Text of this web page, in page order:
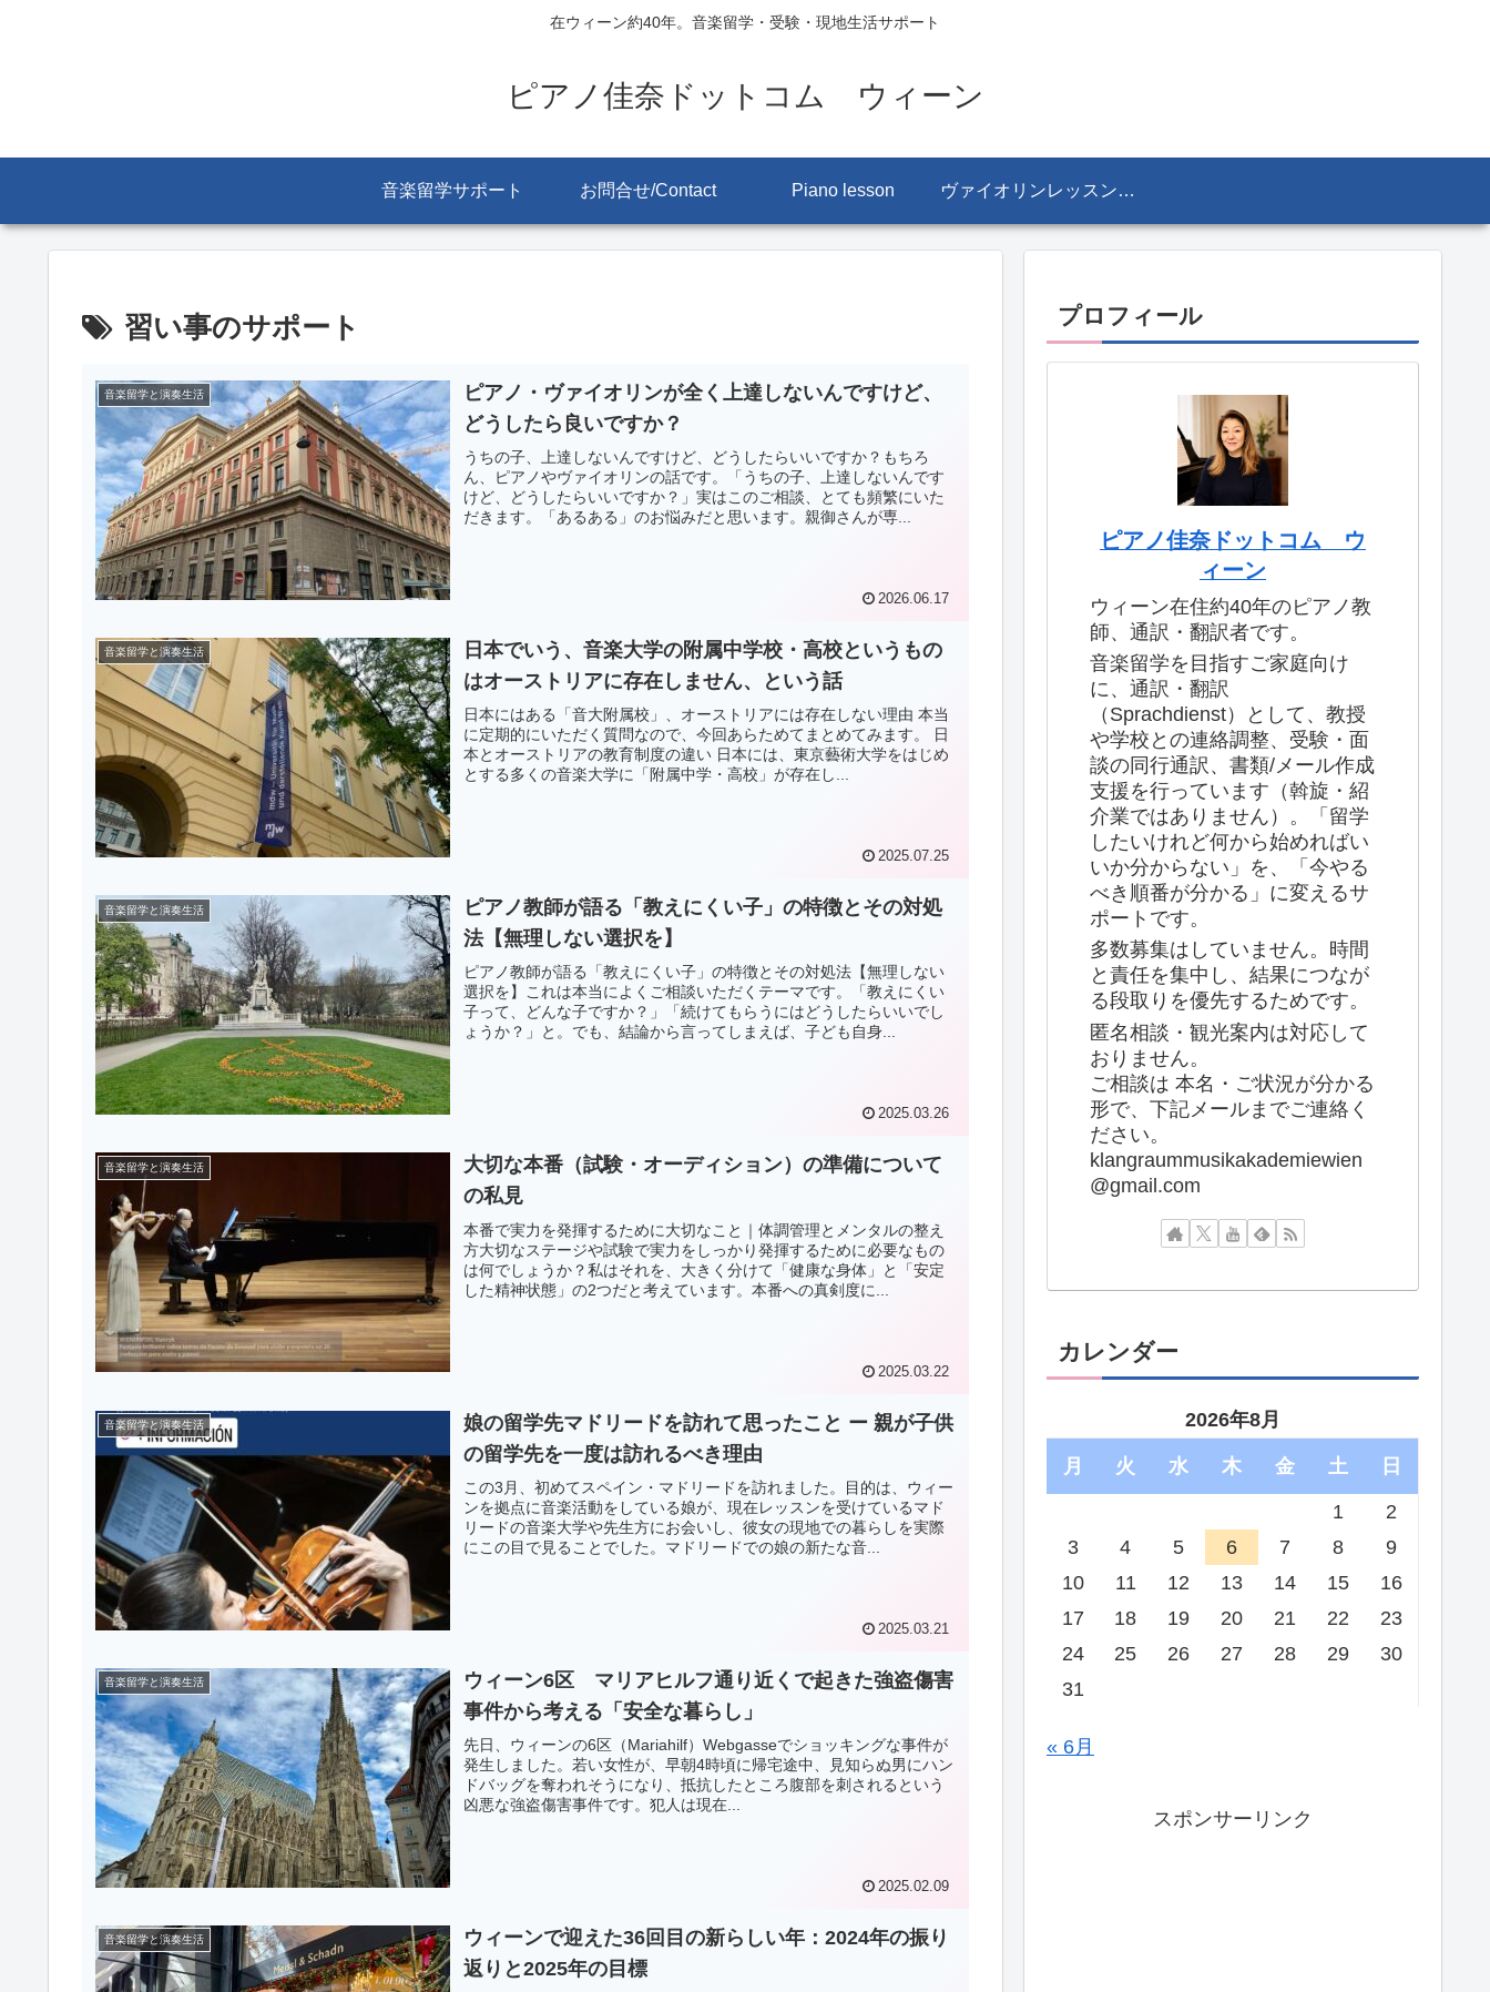
在ウィーン約40年。音楽留学・受験・現地生活サポート
ピアノ佳奈ドットコム ウィーン
音楽留学サポート お問合せ/Contact Piano lesson ヴァイオリンレッスン／リザ・マリア Lisa-Maria SEKINE
習い事のサポート
音楽留学と演奏生活
ピアノ・ヴァイオリンが全く上達しないんですけど、
どうしたら良いですか？
うちの子、上達しないんですけど、どうしたらいいですか？もちろ
ん、ピアノやヴァイオリンの話です。「うちの子、上達しないんです
けど、どうしたらいいですか？」実はこのご相談、とても頻繁にいた
だきます。「あるある」のお悩みだと思います。親御さんが専...
2026.06.17
音楽留学と演奏生活
日本でいう、音楽大学の附属中学校・高校というもの
はオーストリアに存在しません、という話
日本にはある「音大附属校」、オーストリアには存在しない理由 本当
に定期的にいただく質問なので、今回あらためてまとめてみます。 日
本とオーストリアの教育制度の違い 日本には、東京藝術大学をはじめ
とする多くの音楽大学に「附属中学・高校」が存在し...
2025.07.25
音楽留学と演奏生活
ピアノ教師が語る「教えにくい子」の特徴とその対処
法【無理しない選択を】
ピアノ教師が語る「教えにくい子」の特徴とその対処法【無理しない
選択を】これは本当によくご相談いただくテーマです。「教えにくい
子って、どんな子ですか？」「続けてもらうにはどうしたらいいでし
ょうか？」と。でも、結論から言ってしまえば、子ども自身...
2025.03.26
音楽留学と演奏生活
大切な本番（試験・オーディション）の準備について
の私見
本番で実力を発揮するために大切なこと｜体調管理とメンタルの整え
方大切なステージや試験で実力をしっかり発揮するために必要なもの
は何でしょうか？私はそれを、大きく分けて「健康な身体」と「安定
した精神状態」の2つだと考えています。本番への真剣度に...
2025.03.22
音楽留学と演奏生活
娘の留学先マドリードを訪れて思ったこと ー 親が子供
の留学先を一度は訪れるべき理由
この3月、初めてスペイン・マドリードを訪れました。目的は、ウィー
ンを拠点に音楽活動をしている娘が、現在レッスンを受けているマド
リードの音楽大学や先生方にお会いし、彼女の現地での暮らしを実際
にこの目で見ることでした。マドリードでの娘の新たな音...
2025.03.21
音楽留学と演奏生活
ウィーン6区 マリアヒルフ通り近くで起きた強盗傷害
事件から考える「安全な暮らし」
先日、ウィーンの6区（Mariahilf）Webgasseでショッキングな事件が
発生しました。若い女性が、早朝4時頃に帰宅途中、見知らぬ男にハン
ドバッグを奪われそうになり、抵抗したところ腹部を刺されるという
凶悪な強盗傷害事件です。犯人は現在...
2025.02.09
音楽留学と演奏生活
ウィーンで迎えた36回目の新らしい年：2024年の振り
返りと2025年の目標
プロフィール
ピアノ佳奈ドットコム ウ
ィーン
ウィーン在住約40年のピアノ教
師、通訳・翻訳者です。
音楽留学を目指すご家庭向け
に、通訳・翻訳
（Sprachdienst）として、教授
や学校との連絡調整、受験・面
談の同行通訳、書類/メール作成
支援を行っています（斡旋・紹
介業ではありません）。「留学
したいけれど何から始めればい
いか分からない」を、「今やる
べき順番が分かる」に変えるサ
ポートです。
多数募集はしていません。時間
と責任を集中し、結果につなが
る段取りを優先するためです。
匿名相談・観光案内は対応して
おりません。
ご相談は 本名・ご状況が分かる
形で、下記メールまでご連絡く
ださい。
klangraummusikakademiewien
@gmail.com
カレンダー
2026年8月
月 火 水 木 金 土 日
1
2
3
4 5 6 7 8
9
10
11 12 13 14 15
16
17
18 19 20 21 22
23
24
25 26 27 28 29
30
31
« 6月
スポンサーリンク